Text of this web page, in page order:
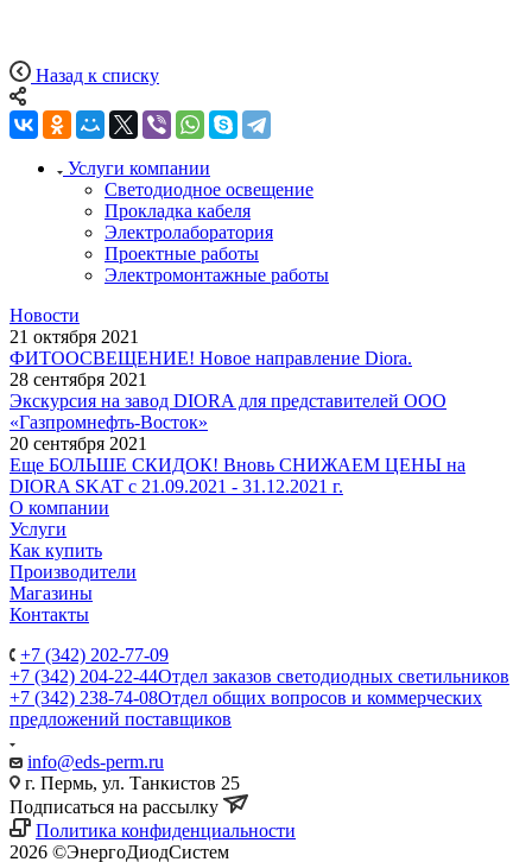
Назад к списку
Услуги компании
Светодиодное освещение
Прокладка кабеля
Электролаборатория
Проектные работы
Электромонтажные работы
Новости
21 октября 2021
ФИТООСВЕЩЕНИЕ! Новое направление Diora.
28 сентября 2021
Экскурсия на завод DIORA для представителей ООО
«Газпромнефть-Восток»
20 сентября 2021
Еще БОЛЬШЕ СКИДОК! Вновь СНИЖАЕМ ЦЕНЫ на
DIORA SKAT с 21.09.2021 - 31.12.2021 г.
О компании
Услуги
Как купить
Производители
Магазины
Контакты
+7 (342) 202-77-09
+7 (342) 204-22-44Отдел заказов светодиодных светильников
+7 (342) 238-74-08Отдел общих вопросов и коммерческих
предложений поставщиков
info@eds-perm.ru
г. Пермь, ул. Танкистов 25
Подписаться на рассылку
Политика конфиденциальности
2026 ©ЭнергоДиодСистем